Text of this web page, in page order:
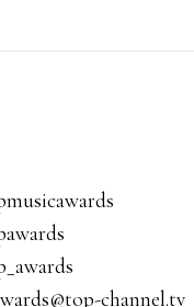
channel.tv